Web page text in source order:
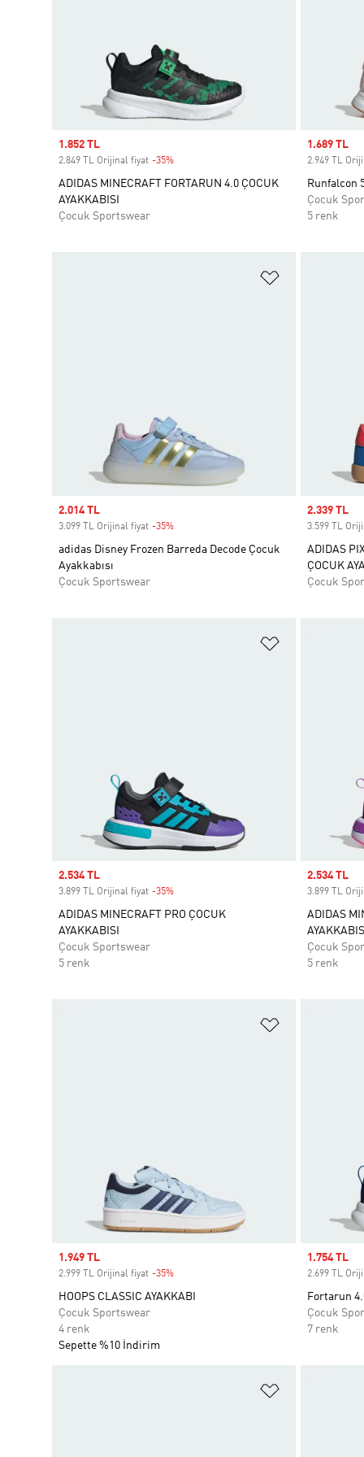
Sale price
1.852 TL
2.849 TL Orijinal fiyat -35%
ADIDAS MINECRAFT FORTARUN 4.0 ÇOCUK
AYAKKABISI
Çocuk Sportswear
Sale price
1.689 TL
2.949 TL
Runfalcon
Çocuk
5 renk
Sale price
2.014 TL
3.099 TL Orijinal fiyat -35%
adidas Disney Frozen Barreda Decode Çocuk
Ayakkabısı
Çocuk Sportswear
Sale price
2.339 TL
3.599 TL
ADIDAS
ÇOCUK
Çocuk
Sale price
2.534 TL
3.899 TL Orijinal fiyat -35%
ADIDAS MINECRAFT PRO ÇOCUK
AYAKKABISI
Çocuk Sportswear
5 renk
Sale price
2.534 TL
3.899 TL
ADIDAS
AYAKKABISI
Çocuk
5 renk
Sale price
1.949 TL
2.999 TL Orijinal fiyat -35%
HOOPS CLASSIC AYAKKABI
Çocuk Sportswear
4 renk
Sepette %10 İndirim
Sale price
1.754 TL
2.699 TL
Fortarun
Çocuk
7 renk